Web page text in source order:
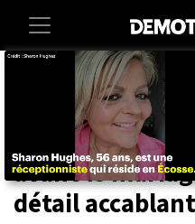
Lifestyle
Elle découvre
époux la
avant le
détail accablant